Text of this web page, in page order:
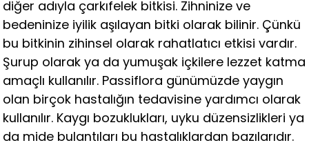
diğer adıyla çarkıfelek bitkisi. Zihninize ve
bedeninize iyilik aşılayan bitki olarak bilinir. Çünkü
bu bitkinin zihinsel olarak rahatlatıcı etkisi vardır.
Şurup olarak ya da yumuşak içkilere lezzet katma
amaçlı kullanılır. Passiflora günümüzde yaygın
olan birçok hastalığın tedavisine yardımcı olarak
kullanılır. Kaygı bozuklukları, uyku düzensizlikleri ya
da mide bulantıları bu hastalıklardan bazılarıdır.